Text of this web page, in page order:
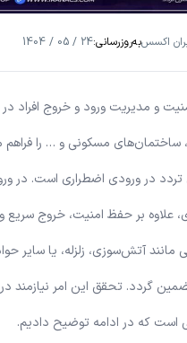
اکسسبه‌روزرسانی:24 / 05 / 1404
و مدیریت ورود و خروج افراد در
ساختمان‌های مسکونی و … را فراهم
در ورودی‌ اضطراری است. در
علاوه بر حفظ امنیت، خروج سریع
مانند آتش‌سوزی، زلزله، یا سایر
گردد. تحقق این امر نیازمند
است که در ادامه توضیح دادیم.